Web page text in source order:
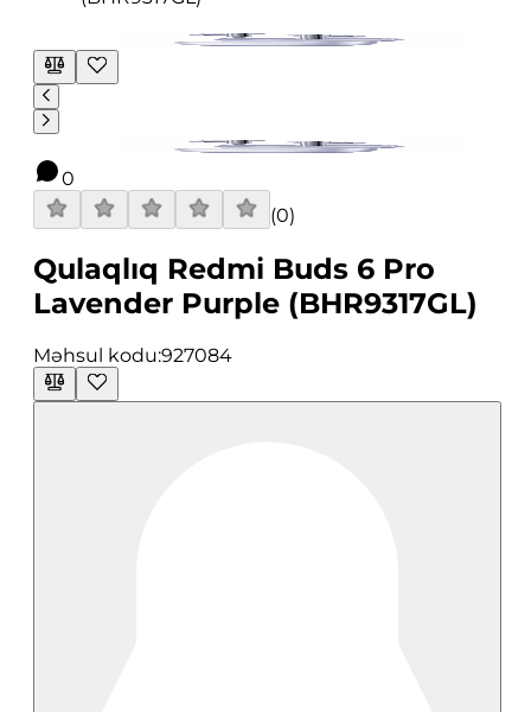
0
(0)
Qulaqlıq Redmi Buds 6 Pro
Lavender Purple (BHR9317GL)
Məhsul kodu:927084